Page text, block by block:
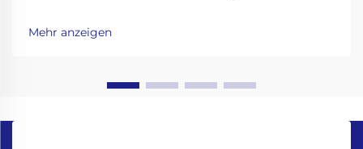
sich als vielversprechende Lösung für die
Plastikmüllkrise herauskristallisiert, doch ihre
Mehr anzeigen